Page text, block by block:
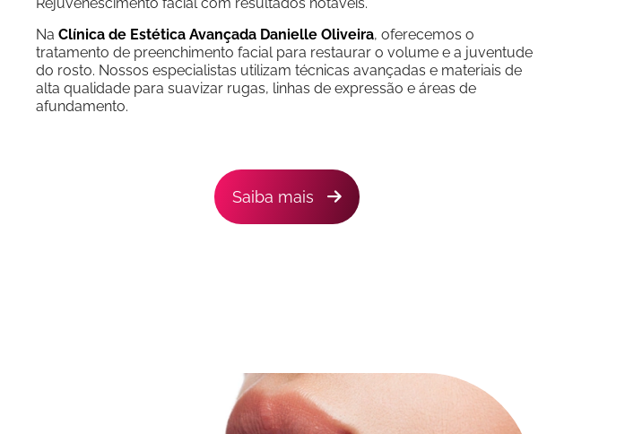
Na Clínica de Estética Avançada Danielle Oliveira, oferecemos o
tratamento de preenchimento facial para restaurar o volume e a juventude
do rosto. Nossos especialistas utilizam técnicas avançadas e materiais de
alta qualidade para suavizar rugas, linhas de expressão e áreas de
afundamento.
Saiba mais